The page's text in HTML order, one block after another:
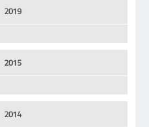
2019
2015
2014